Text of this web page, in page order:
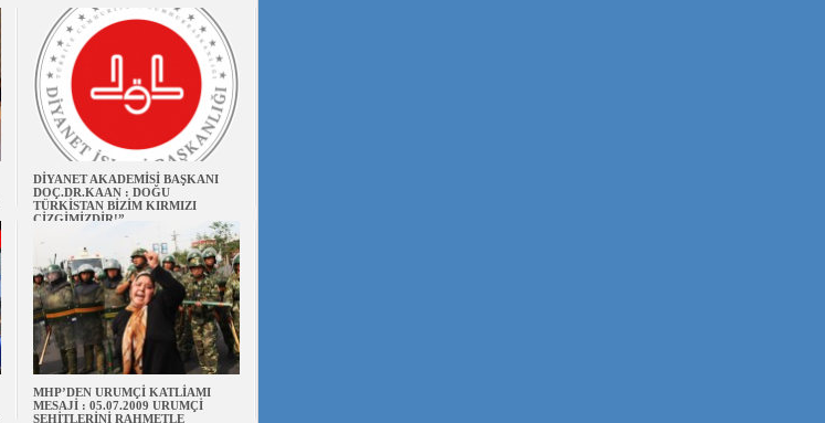
DİYANET AKADEMİSİ BAŞKANI
DOÇ.DR.KAAN : DOĞU
TÜRKİSTAN BİZİM KIRMIZI
ÇİZGİMİZDİR!”
MHP’DEN URUMÇİ KATLİAMI
MESAJİ : 05.07.2009 URUMÇİ
ŞEHİTLERİNİ RAHMETLE